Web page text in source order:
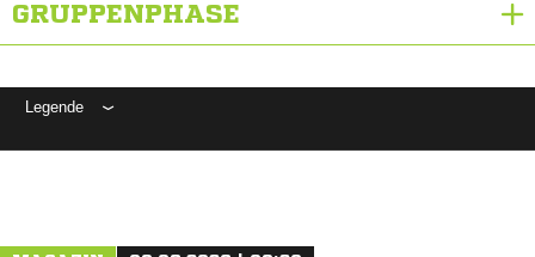
GRUPPENPHASE
Legende